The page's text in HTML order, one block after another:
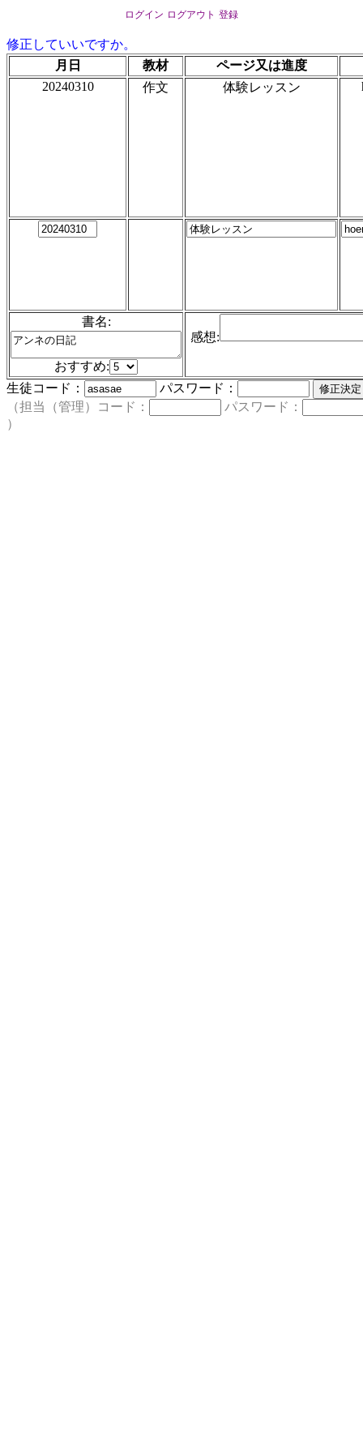
ログイン ログアウト 登録
修正していいですか。
月日
教材
ページ又は進度
20240310
作文 体験レッスン
書名:
おすすめ:
感想:
生徒コード：
パスワード：
（担当（管理）コード：
パスワード：
）